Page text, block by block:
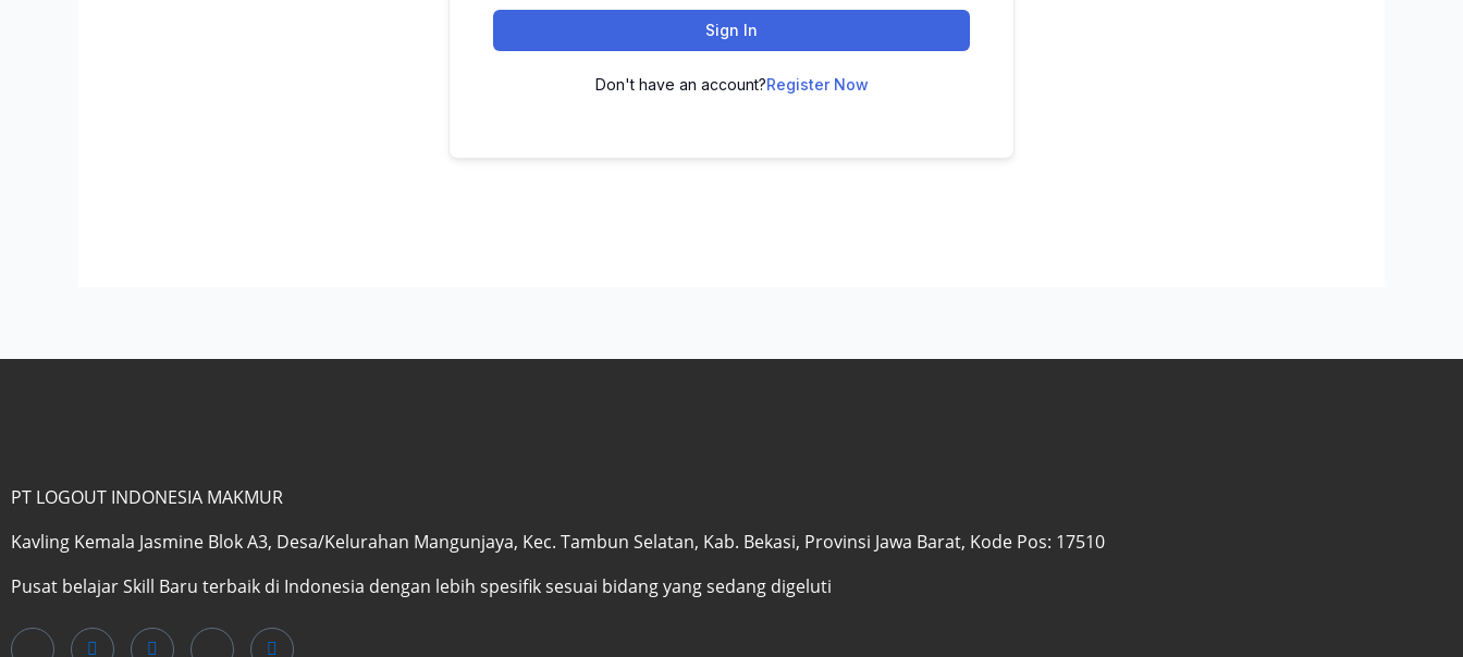
Sign In
Don't have an account?Register Now
PT LOGOUT INDONESIA MAKMUR
Kavling Kemala Jasmine Blok A3, Desa/Kelurahan Mangunjaya, Kec. Tambun Selatan, Kab. Bekasi, Provinsi Jawa Barat, Kode Pos: 17510
Pusat belajar Skill Baru terbaik di Indonesia dengan lebih spesifik sesuai bidang yang sedang digeluti